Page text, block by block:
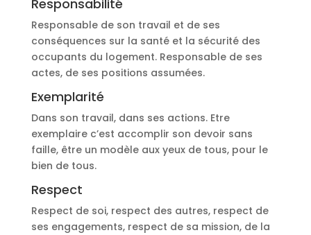
Responsabilité
Responsable de son travail et de ses
conséquences sur la santé et la sécurité des
occupants du logement. Responsable de ses
actes, de ses positions assumées.
Exemplarité
Dans son travail, dans ses actions. Etre
exemplaire c’est accomplir son devoir sans
faille, être un modèle aux yeux de tous, pour le
bien de tous.
Respect
Respect de soi, respect des autres, respect de
ses engagements, respect de sa mission, de la